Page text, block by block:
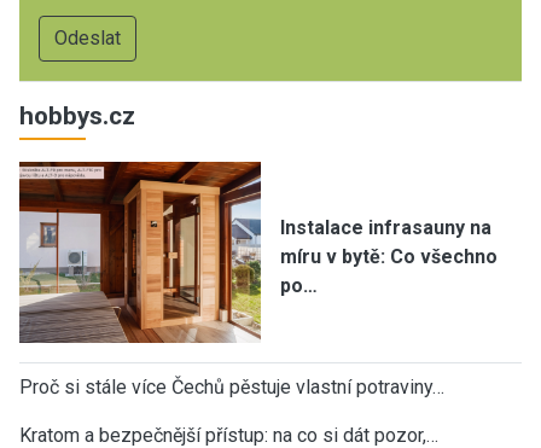
hobbys.cz
Instalace infrasauny na
míru v bytě: Co všechno
po…
Proč si stále více Čechů pěstuje vlastní potraviny…
Kratom a bezpečnější přístup: na co si dát pozor,…